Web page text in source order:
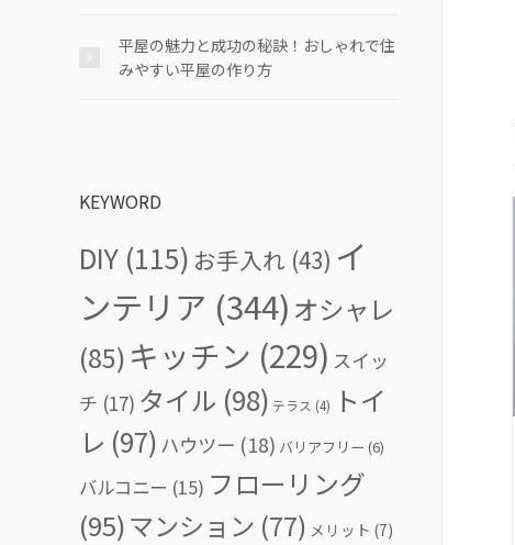
平屋の魅力と成功の秘訣！おしゃれで住
みやすい平屋の作り方
KEYWORD
DIY (115) お手入れ (43) イ
ンテリア (344) オシャレ
(85) キッチン (229) スイッ
チ (17) タイル (98) テラス (4)
トイ
レ (97) ハウツー (18) バリアフリー (6)
バルコニー (15) フローリング
(95)マンション (77) メリット (7)